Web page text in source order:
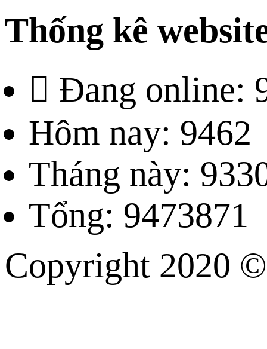
Thống kê
Đang online:
Hôm nay: 9462
Tháng này:
Tổng: 9473871
Copyright 2020